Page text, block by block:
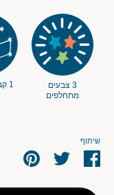
3 צבעים
מתחלפים
1 קבוצת כוכבים
שיתוף
שתף שתף שתף